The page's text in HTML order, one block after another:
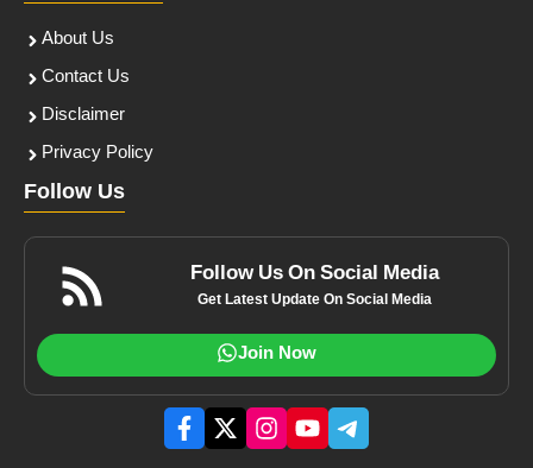
About Us
Contact Us
Disclaimer
Privacy Policy
Follow Us
Follow Us On Social Media
Get Latest Update On Social Media
Join Now